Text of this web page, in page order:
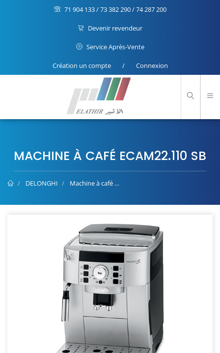
71 904 133 / 73 382 290 / 74 287 200
Devenir revendeur
Service Après-Vente
Création un compte / Connexion
MACHINE À CAFÉ ECAM22.110 SB
DELONGHI Machine à café